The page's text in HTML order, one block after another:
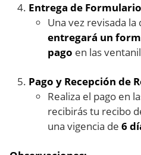
Entrega de
Una vez revisada
entregará un
pago en las
Pago y Recepción de
Realiza el pago en
recibirás tu recibo
una vigencia de 6